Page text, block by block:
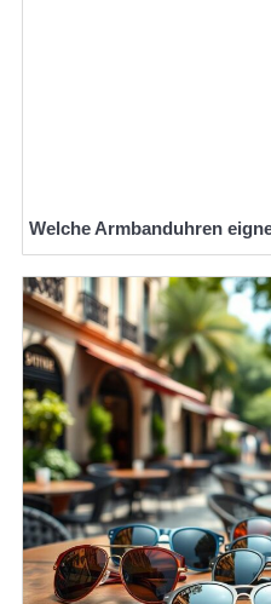
Welche Armbanduhren